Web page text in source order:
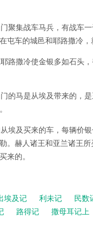
聚集战车马兵，有战车
屯车的城邑和耶路撒冷，
路撒冷使金银多如石头
的马是从埃及带来的，
埃及买来的车，每辆价
。赫人诸王和亚兰诸王
来的。
埃及记 利未记 民数
路得记 撒母耳记上